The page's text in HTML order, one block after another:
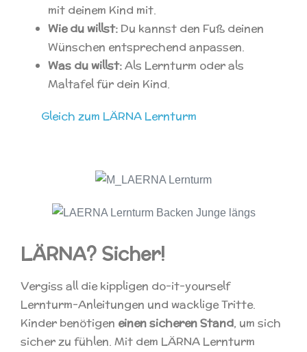
mit deinem Kind mit.
Wie du willst: Du kannst den Fuß deinen
Wünschen entsprechend anpassen.
Was du willst:Als Lernturm oder als
Maltafel für dein Kind.
Gleich zum LÄRNA Lernturm
LÄRNA? Sicher!
Vergiss all die kippligen do-it-yourself
Lernturm-Anleitungen und wacklige Tritte.
Kinder benötigen einen sicheren Stand, um sich
sicher zu fühlen. Mit dem LÄRNA Lernturm